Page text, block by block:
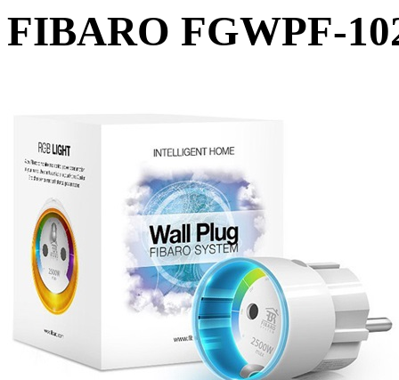
FIBARO FGWPF-